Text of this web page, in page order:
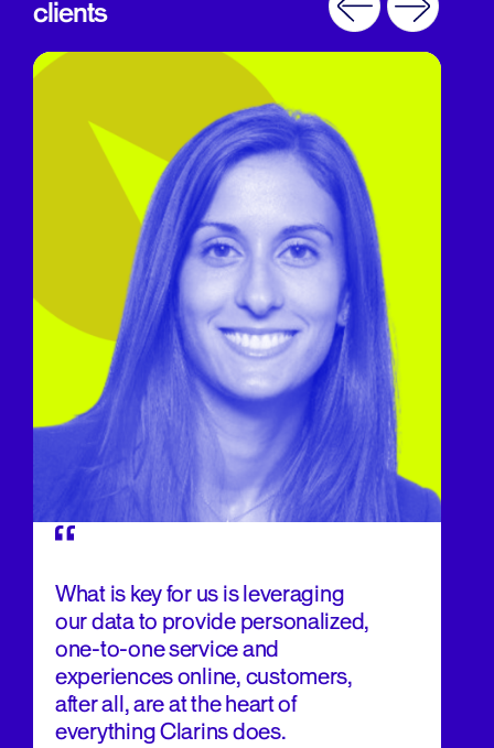
clients
What is key for us is leveraging
our data to provide personalized,
one-to-one service and
experiences online, customers,
after all, are at the heart of
everything Clarins does.